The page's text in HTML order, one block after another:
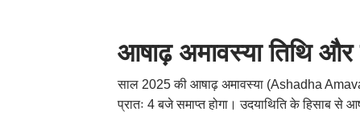
आषाढ़ अमावस्या तिथि और
साल 2025 की आषाढ़ अमावस्या (Ashadha
प्रातः 4 बजे समाप्त होगा। उदयाथिति के हिसाब से